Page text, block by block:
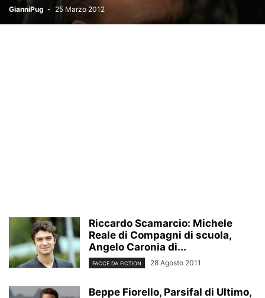
GianniPug - 25 Marzo 2012
Riccardo Scamarcio: Michele
Reale di Compagni di scuola,
Angelo Caronia di...
FACCE DA FICTION 28 Agosto 2011
Beppe Fiorello, Parsifal di Ultimo,